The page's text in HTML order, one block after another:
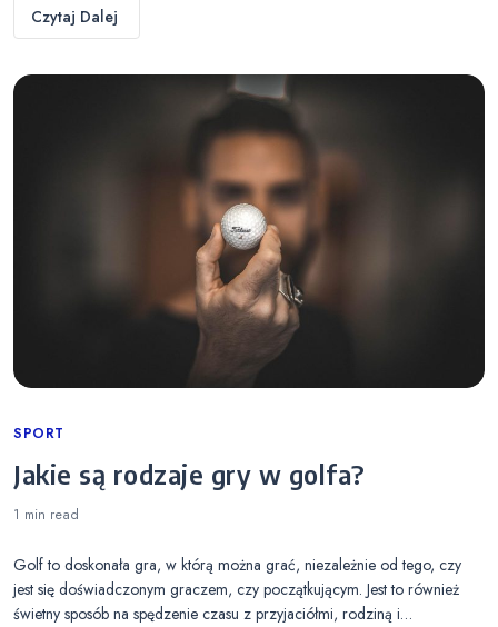
Czytaj Dalej
Categories
SPORT
Jakie są rodzaje gry w golfa?
1 min read
Golf to doskonała gra, w którą można grać, niezależnie od tego, czy
jest się doświadczonym graczem, czy początkującym. Jest to również
świetny sposób na spędzenie czasu z przyjaciółmi, rodziną i…